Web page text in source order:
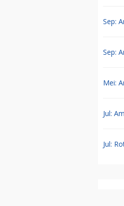
Sep:
Sep:
Mei:
Jul:
Jul: